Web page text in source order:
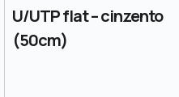
U/UTP flat – cinzento
(50cm)